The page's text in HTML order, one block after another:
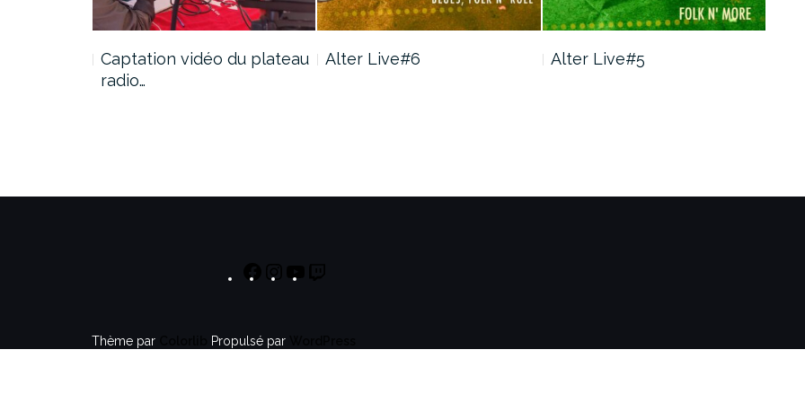
Captation vidéo du plateau
radio…
Alter Live#6 Alter Live#5
Thème par Propulsé par